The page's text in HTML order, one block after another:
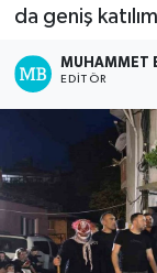
da geniş
MUHAMMET
EDITÖR
Gündem
Spor
Siyaset
Teknoloji
Kültür
Son
Haber